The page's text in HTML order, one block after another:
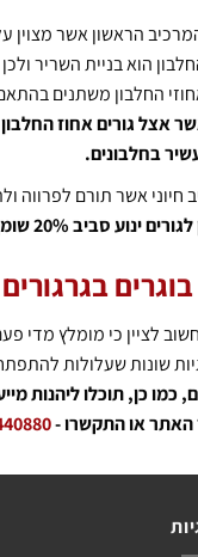
הראשון אשר מצוין
הוא בניית השריר
החלבון משתנים
בחלבונים.
חיוני אשר תורם לפרווה
בגרגורים
לציין כי מומלץ
שונות שעלולות
כמו כן, תוכלו ליהנות
או התקשרו -